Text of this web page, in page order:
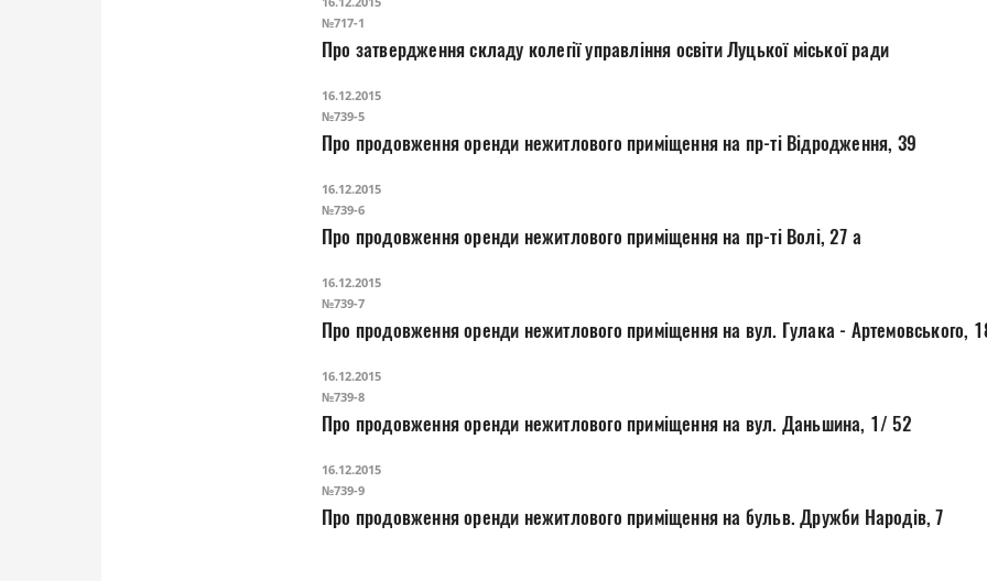
№717-1
Про затвердження складу колегії управління освіти Луцької міської ради
16.12.2015
№739-5
Про продовження оренди нежитлового приміщення на пр-ті Відродження, 39
16.12.2015
№739-6
Про продовження оренди нежитлового приміщення на пр-ті Волі, 27 а
16.12.2015
№739-7
Про продовження оренди нежитлового приміщення на вул. Гулака - Артемовського,
16.12.2015
№739-8
Про продовження оренди нежитлового приміщення на вул. Даньшина, 1/ 52
16.12.2015
№739-9
Про продовження оренди нежитлового приміщення на бульв. Дружби Народів, 7